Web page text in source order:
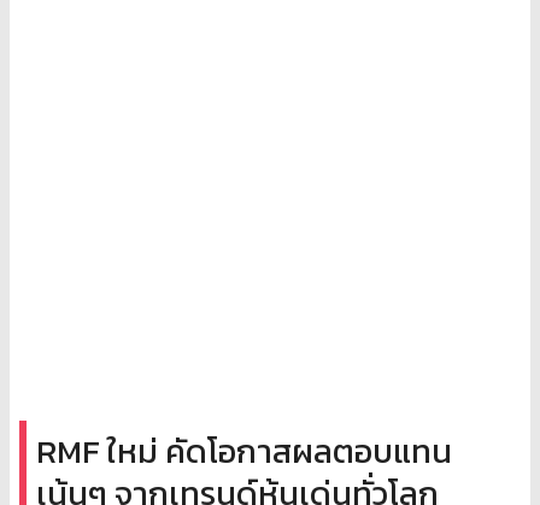
RMF ใหม่ คัดโอกาสผลตอบแทน
เน้นๆ จากเทรนด์หุ้นเด่นทั่วโลก